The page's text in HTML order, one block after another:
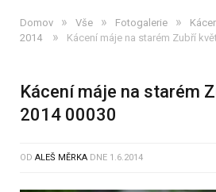
Domov » Vše » Fotogalerie »
2014
» Kácení máje na starém Zubří
Kácení máje na starém
2014 00030
OD ALEŠ MĚRKA DNE 1.6.2014